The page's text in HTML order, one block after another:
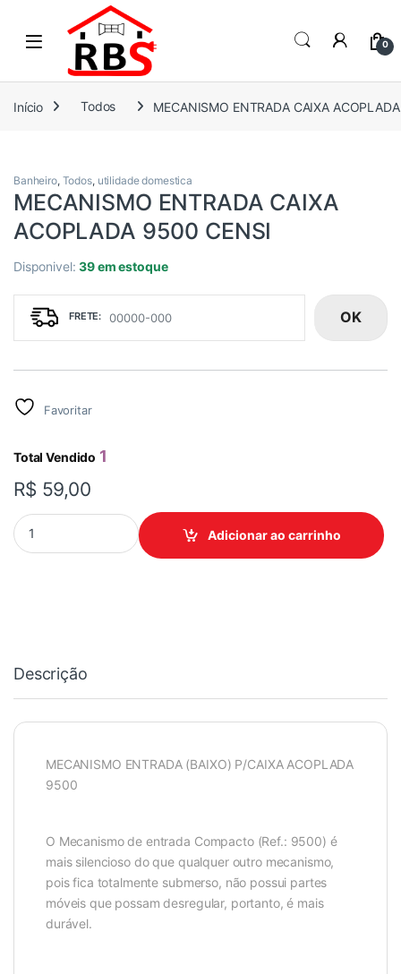
Skip to navigation
0
Início Todos MECANISMO ENTRADA CAIXA
Banheiro, Todos, utilidade domestica
MECANISMO ENTRADA CAIXA
ACOPLADA 9500 CENSI
Disponivel:39 em estoque
OK
Favoritar
Total Vendido 1
R$ 59,00
MECANISMO ENTRADA CAIXA ACOPLADA 9500 CENSI
Adicionar ao carrinho
Descrição
MECANISMO ENTRADA (BAIXO) P/CAIXA ACOPLADA
9500
O Mecanismo de entrada Compacto (Ref.: 9500) é
mais silencioso do que qualquer outro mecanismo,
pois fica totalmente submerso, não possui partes
móveis que possam desregular, portanto, é mais
durável.